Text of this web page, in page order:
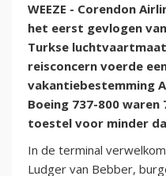
WEEZE - Corendon
het eerst gevlogen
Turkse
reisconcern voerde
vakantiebestemming
Boeing 737-800
toestel voor minder
In de terminal
Ludger van Bebber,